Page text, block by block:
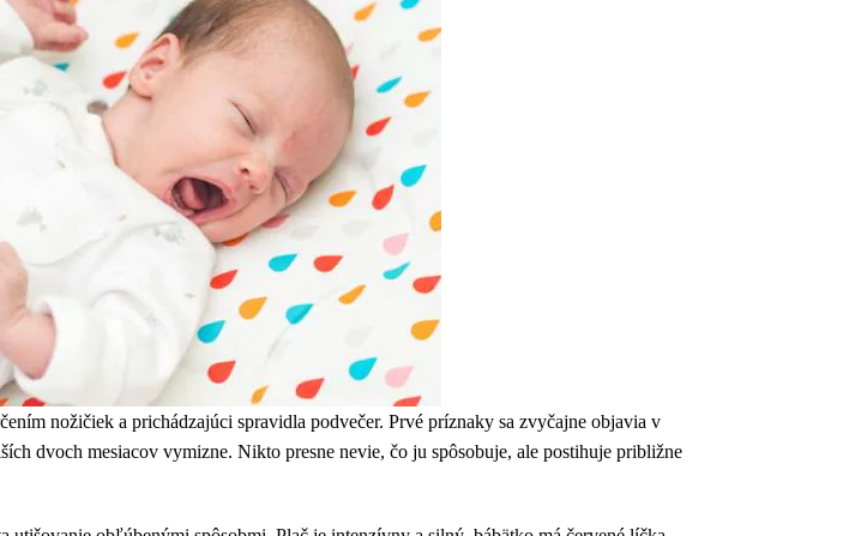
nožičiek a prichádzajúci spravidla podvečer. Prvé príznaky sa zvyčajne objavia v
dvoch mesiacov vymizne. Nikto presne nevie, čo ju spôsobuje, ale postihuje približne